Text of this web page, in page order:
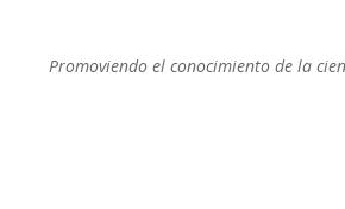
Promoviendo el conocimiento de la